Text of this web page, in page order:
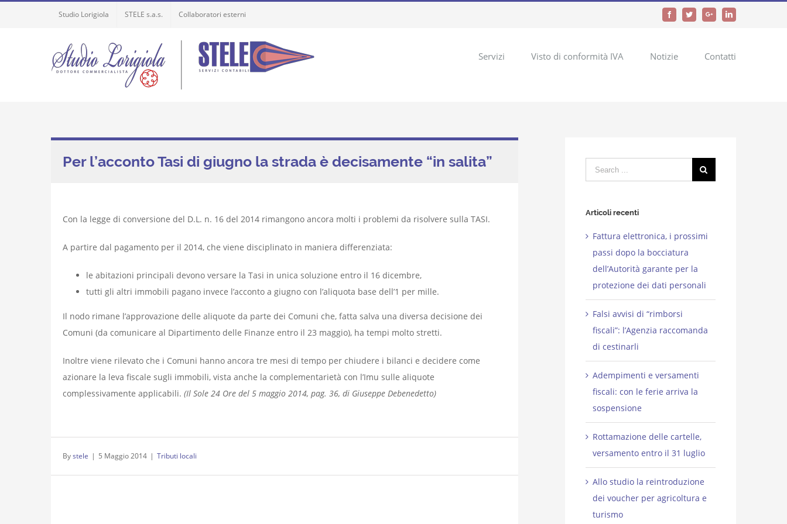
Studio Lorigiola STELE s.a.s. Collaboratori esterni FacebookTwitterGoogle+LinkedIn
Servizi Visto di conformità IVA Notizie Contatti
Per l’acconto Tasi di giugno la strada è decisamente “in salita”
Con la legge di conversione del D.L. n. 16 del 2014 rimangono ancora molti i problemi da risolvere sulla TASI.
A partire dal pagamento per il 2014, che viene disciplinato in maniera differenziata:
le abitazioni principali devono versare la Tasi in unica soluzione entro il 16 dicembre,
tutti gli altri immobili pagano invece l’acconto a giugno con l’aliquota base dell’1 per mille.
Il nodo rimane l’approvazione delle aliquote da parte dei Comuni che, fatta salva una diversa decisione dei
Comuni (da comunicare al Dipartimento delle Finanze entro il 23 maggio), ha tempi molto stretti.
Inoltre viene rilevato che i Comuni hanno ancora tre mesi di tempo per chiudere i bilanci e decidere come
azionare la leva fiscale sugli immobili, vista anche la complementarietà con l’Imu sulle aliquote
complessivamente applicabili. (Il Sole 24 Ore del 5 maggio 2014, pag. 36, di Giuseppe Debenedetto)
Bystele | 5 Maggio 2014 | Tributi locali
Search
for:
Articoli recenti
Fattura elettronica, i prossimi
passi dopo la bocciatura
dell’Autorità garante per la
protezione dei dati personali
Falsi avvisi di “rimborsi
fiscali”: l’Agenzia raccomanda
di cestinarli
Adempimenti e versamenti
fiscali: con le ferie arriva la
sospensione
Rottamazione delle cartelle,
versamento entro il 31 luglio
Allo studio la reintroduzione
dei voucher per agricoltura e
turismo